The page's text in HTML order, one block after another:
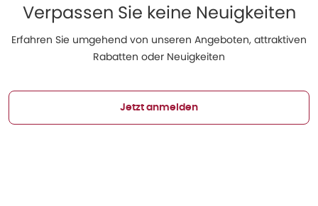
Verpassen Sie keine Neuigkeiten
Erfahren Sie umgehend von unseren Angeboten, attraktiven
Rabatten oder Neuigkeiten
Jetzt anmelden